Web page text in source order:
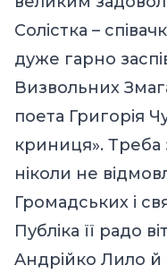
Cолістка –
дуже гарно
Визвольних
поета Григорія
криниця».
ніколи не
Громадських і
Публіка її радо
Aндрійко Лило